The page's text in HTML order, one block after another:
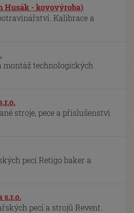
Husák - kovovýroba)
Kalibrace a
montáž technologických
stroje, pece a příslušenství
pecí Retigo baker a
s.r.o.
pecí a strojů Revent.